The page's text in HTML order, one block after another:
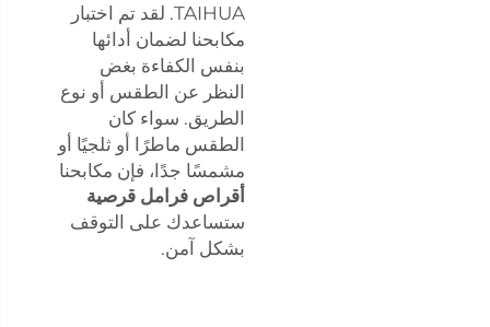
TAIHUA. لقد تم اختبار
مكابحنا لضمان أدائها
بنفس الكفاءة بغض
النظر عن الطقس أو نوع
الطريق. سواء كان
الطقس ماطرًا أو ثلجيًا أو
مشمسًا جدًا، فإن مكابحنا
أقراص فرامل قرصية
ستساعدك على التوقف
بشكل آمن.